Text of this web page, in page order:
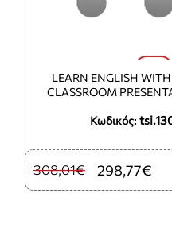
Κωδικός:
LEARN ENGLISH
CLASSROOM
298,77€
308,01€